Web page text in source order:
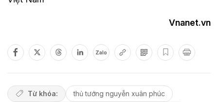
Vnanet.vn
Zalo
Từ khóa:
thủ tướng nguyễn xuân phúc